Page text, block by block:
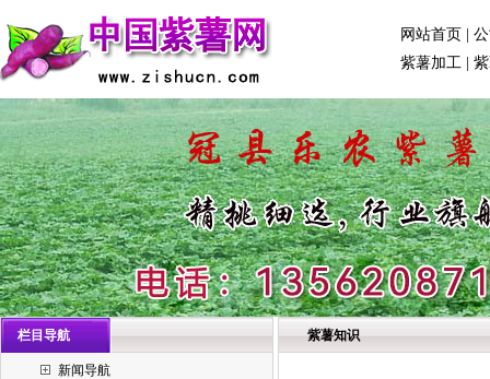
网站首页
紫薯加工|
栏目导航
新闻导航
紫薯知识